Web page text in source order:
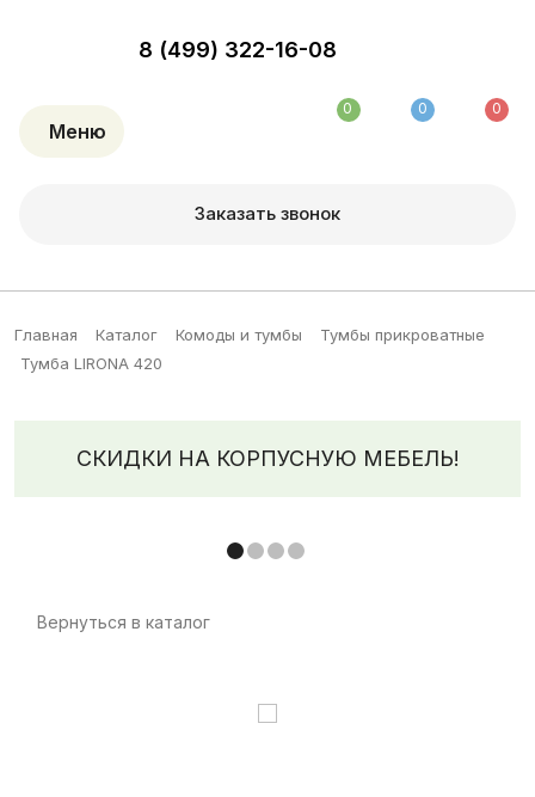
8 (499) 322-16-08
Меню
0 0 0
Заказать звонок
Главная Каталог Комоды и тумбы
Тумбы прикроватные
Тумба LIRONA 420
СКИДКИ НА КОРПУСНУЮ МЕБЕЛЬ!
Вернуться в каталог